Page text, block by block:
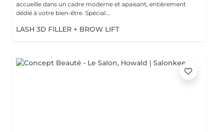
accueille dans un cadre moderne et apaisant, entièrement
dédié à votre bien-être. Spécial...
LASH 3D FILLER + BROW LIFT